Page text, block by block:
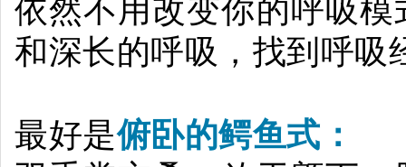
依然不用改变你的呼吸
和深长的呼吸，找到呼吸
最好是俯卧的鳄鱼式：